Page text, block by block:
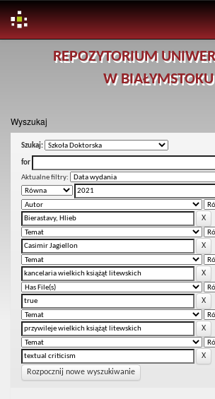
REPOZYTORIUM
W BIAŁYMSTOKU
Wyszukaj
Szukaj:
for
Aktualne filtry:
Rozpocznij nowe wyszukiwanie